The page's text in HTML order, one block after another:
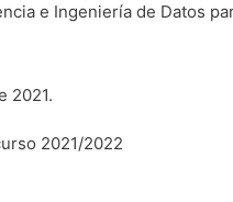
e Ingeniería de Datos
2021.
2021/2022